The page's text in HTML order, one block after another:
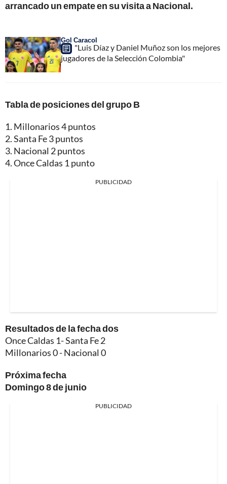
arrancado un empate en su visita a Nacional.
Gol Caracol
"Luis Díaz y Daniel Muñoz son los mejores
jugadores de la Selección Colombia"
Tabla de posiciones del grupo B
1. Millonarios 4 puntos
2. Santa Fe 3 puntos
3. Nacional 2 puntos
4. Once Caldas 1 punto
PUBLICIDAD
Resultados de la fecha dos
Once Caldas 1- Santa Fe 2
Millonarios 0 - Nacional 0
Próxima fecha
Domingo 8 de junio
PUBLICIDAD